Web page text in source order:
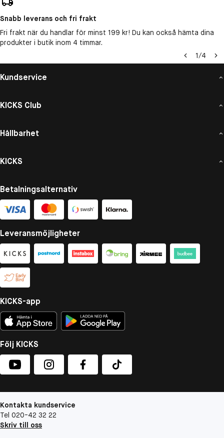
Snabb leverans och fri frakt
Fri frakt när du handlar för minst 199 kr! Du kan också hämta dina
produkter i butik inom 4 timmar.
1/4
Kundservice
KICKS Club
Hållbarhet
KICKS
Betalningsalternativ
Leveransmöjligheter
KICKS-app
Följ KICKS
Kontakta kundservice
Tel 020-42 32 22
Skriv till oss